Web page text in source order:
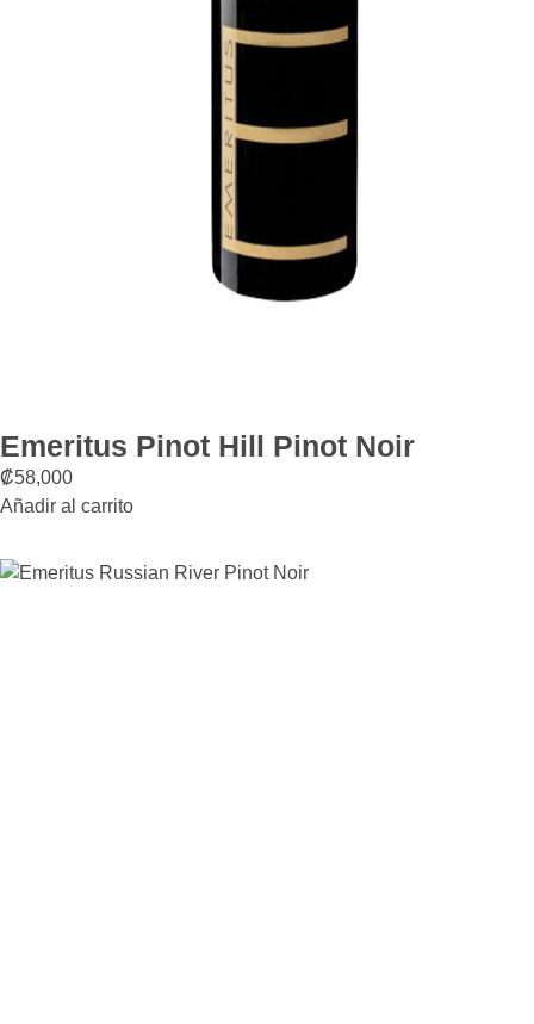
Emeritus Pinot Hill Pinot Noir
₡58,000
Añadir al carrito